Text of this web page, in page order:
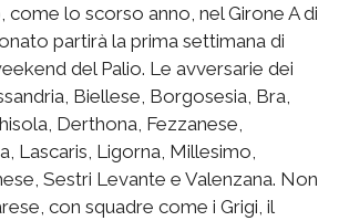
come lo scorso anno, nel Girone A di
partirà la prima settimana di
del Palio. Le avversarie dei
Biellese, Borgosesia, Bra,
Derthona, Fezzanese,
Lascaris, Ligorna, Millesimo,
Sestri Levante e Valenzana. Non
con squadre come i Grigi, il